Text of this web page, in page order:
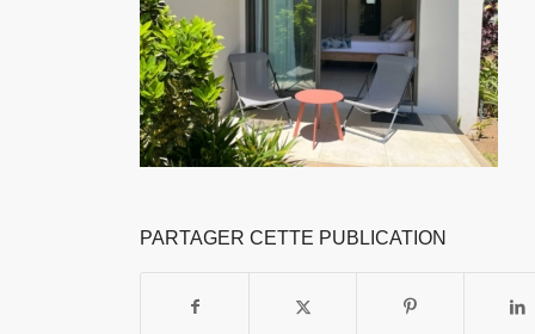
PARTAGER CETTE PUBLICATION